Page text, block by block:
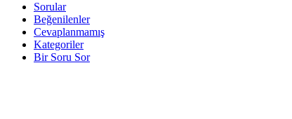
Sorular
Beğenilenler
Cevaplanmamış
Kategoriler
Bir Soru Sor